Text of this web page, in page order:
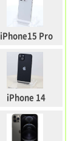
iPhone15 Pro
iPhone 14